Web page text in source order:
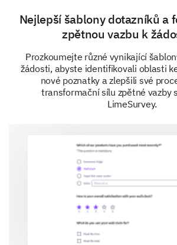
Nejlepší šablony dotazníků a
zpětnou vazbu k
Prozkoumejte různé vynikající
žádosti, abyste identifikovali oblasti
nové poznatky a zlepšili své
transformační sílu zpětné vazby
LimeSurvey.